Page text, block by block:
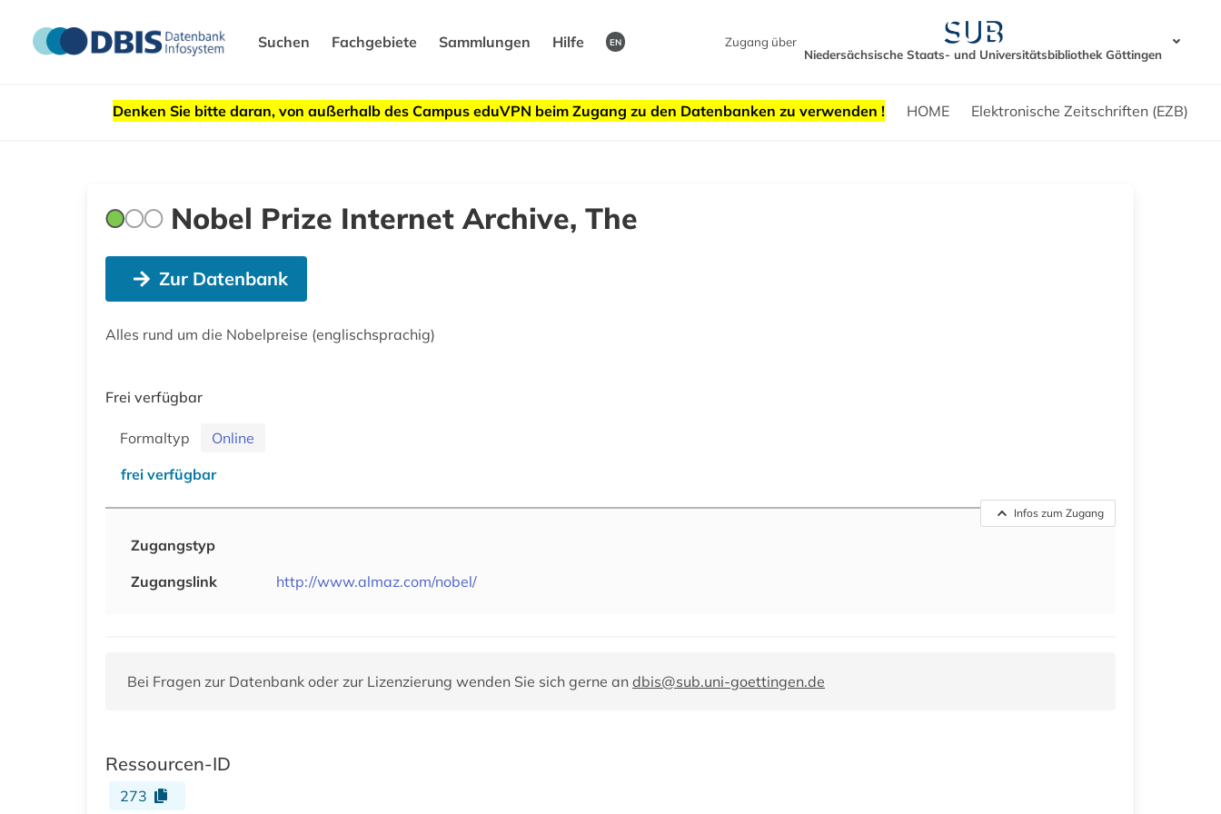
Suchen Fachgebiete Sammlungen Hilfe EN
Zugang über
Niedersächsische Staats- und Universitätsbibliothek Göttingen
Denken Sie bitte daran, von außerhalb des Campus eduVPN beim Zugang zu den Datenbanken zu verwenden ! HOME Elektronische Zeitschriften (EZB)
Nobel Prize Internet Archive, The
Zur Datenbank
Alles rund um die Nobelpreise (englischsprachig)
Frei verfügbar
Formaltyp
Online
frei verfügbar
Infos zum Zugang
Zugangstyp
Zugangslink
http://www.almaz.com/nobel/
Bei Fragen zur Datenbank oder zur Lizenzierung wenden Sie sich gerne an dbis@sub.uni-goettingen.de
Ressourcen-ID
273